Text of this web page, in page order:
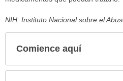
NIH: Instituto Nacional sobre el
Comience aquí